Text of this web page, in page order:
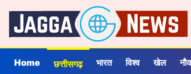
Home छत्तीसगढ़ भारत विश्व खेल